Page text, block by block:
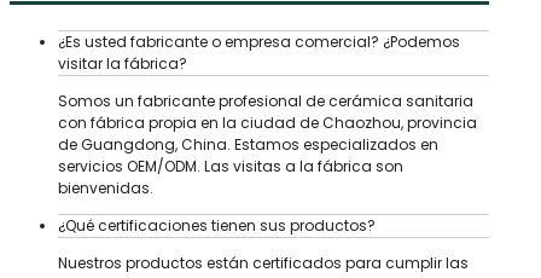
¿Es usted fabricante o empresa comercial? ¿Podemos
visitar la fábrica?
Somos un fabricante profesional de cerámica sanitaria
con fábrica propia en la ciudad de Chaozhou, provincia
de Guangdong, China. Estamos especializados en
servicios OEM/ODM. Las visitas a la fábrica son
bienvenidas.
¿Qué certificaciones tienen sus productos?
Nuestros productos están certificados para cumplir las